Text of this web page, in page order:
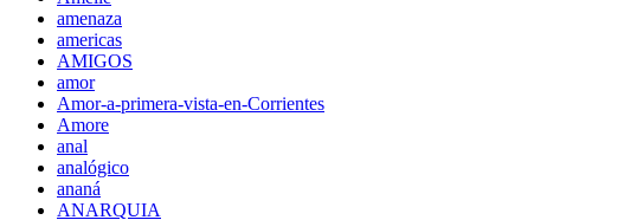
amenaza
americas
AMIGOS
amor
Amor-a-primera-vista-en-Corrientes
Amore
anal
analógico
ananá
ANARQUIA